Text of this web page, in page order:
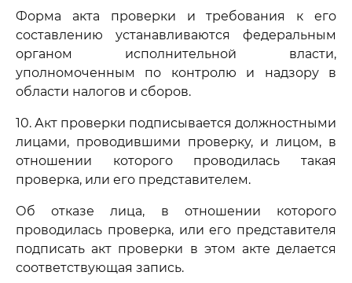
Форма акта проверки и требования к его
составлению устанавливаются федеральным
органом исполнительной власти,
уполномоченным по контролю и надзору в
области налогов и сборов.
10. Акт проверки подписывается должностными
лицами, проводившими проверку, и лицом, в
отношении которого проводилась такая
проверка, или его представителем.
Об отказе лица, в отношении которого
проводилась проверка, или его представителя
подписать акт проверки в этом акте делается
соответствующая запись.